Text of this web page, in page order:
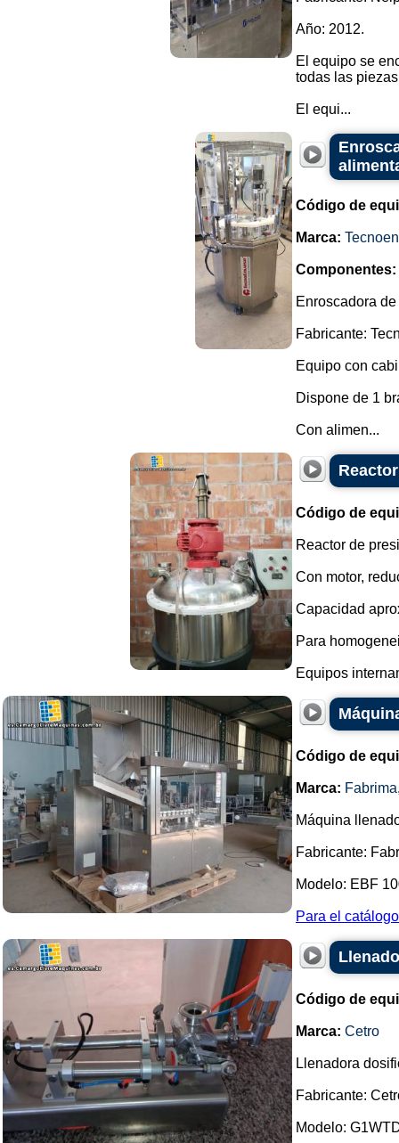
Año: 2012.
El equipo se
todas las
El equi...
Código de
Marca:
Componentes:
Enroscadora
Fabricante:
Equipo con
Dispone de 1
Con alimen...
Código de
Reactor de
Con motor,
Capacidad
Para
Equipos
Código de
Marca: Fabrima
Máquina
Fabricante:
Modelo: EBF
Para el
Código de
Marca: Cetro
Llenadora
Fabricante:
Modelo: